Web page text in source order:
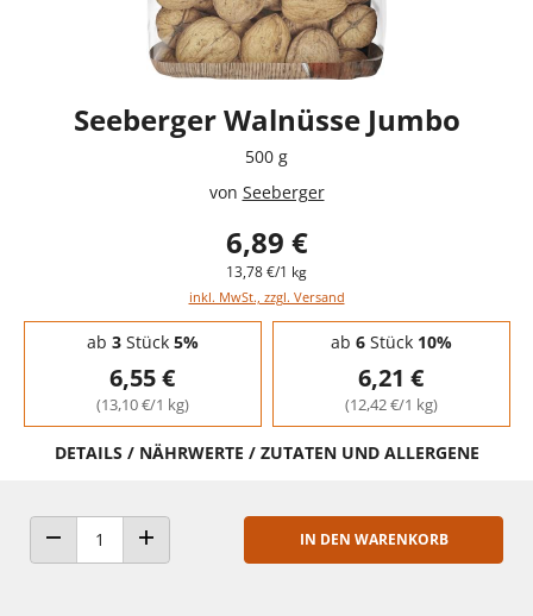
Seeberger Walnüsse Jumbo
500 g
von Seeberger
6,89 €
13,78 €/1 kg
inkl. MwSt., zzgl. Versand
Staffelpreise - Mengenrabatt
ab 3Stück 5%
6,55 €
(13,10 €/1 kg)
ab 6Stück 10%
6,21 €
(12,42 €/1 kg)
DETAILS / NÄHRWERTE / ZUTATEN UND ALLERGENE
ANZAHL VERRINGERNANZAHL ERHÖHEN
IN DEN WARENKORB